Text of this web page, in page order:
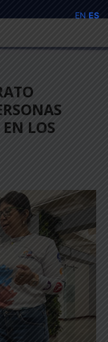
LOS
EN ES